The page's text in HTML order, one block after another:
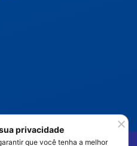
privacidade
que você tenha a melhor